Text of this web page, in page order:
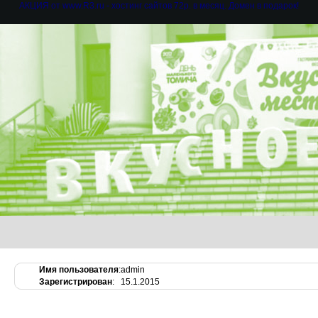
АКЦИЯ от www.R3.ru - хостинг сайтов 72р. в месяц. Домен в подарок!
Имя пользователя:admin
Зарегистрирован: 15.1.2015